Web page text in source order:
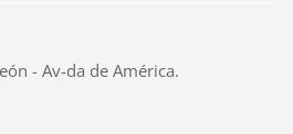
- Av-da de América.